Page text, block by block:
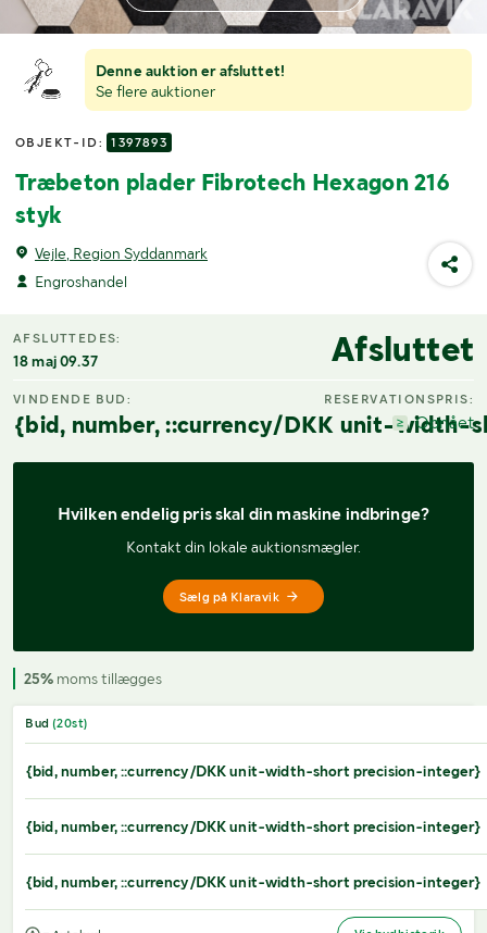
Denne auktion er afsluttet!
Se flere auktioner
OBJEKT-ID: 1397893
Træbeton plader Fibrotech Hexagon 216
styk
Vejle, Region Syddanmark
Engroshandel
AFSLUTTEDES:
18 maj 09.37 Afsluttet
VINDENDE BUD:
{bid, number, ::currency/DKK unit-width-
RESERVATIONSPRIS:
Opnået
Hvilken endelig pris skal din maskine indbringe?
Kontakt din lokale auktionsmægler.
Sælg på Klaravik
25% moms tillægges
Bud (20st)
{bid, number, ::currency/DKK unit-width-short precision-integer}
{bid, number, ::currency/DKK unit-width-short precision-integer}
{bid, number, ::currency/DKK unit-width-short precision-integer}